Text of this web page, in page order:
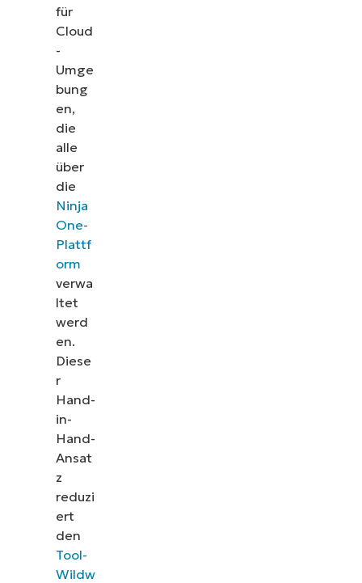
für
Cloud
-
Umge
bung
en,
die
alle
über
die
Ninja
One-
Plattf
orm
verwa
ltet
werd
en.
Diese
r
Hand-
in-
Hand-
Ansat
z
reduzi
ert
den
Tool-
Wildw